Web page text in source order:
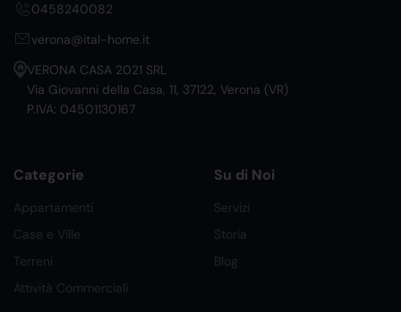
0458240082
verona@ital-home.it
VERONA CASA 2021 SRL
Via Giovanni della Casa, 11, 37122, Verona (VR)
P.IVA: 04501130167
Categorie
Appartamenti
Case e Ville
Terreni
Attività Commerciali
Su di Noi
Servizi
Storia
Blog